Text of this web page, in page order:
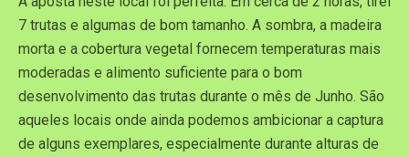
7 trutas e algumas de bom tamanho. A sombra, a madeira
morta e a cobertura vegetal fornecem temperaturas mais
moderadas e alimento suficiente para o bom
desenvolvimento das trutas durante o mês de Junho. São
aqueles locais onde ainda podemos ambicionar a captura
de alguns exemplares, especialmente durante alturas de